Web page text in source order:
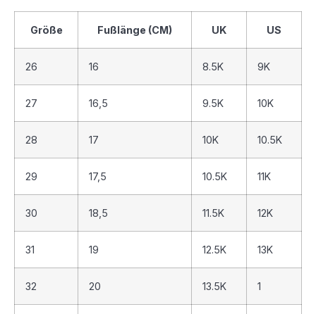
Größe Fußlänge (CM) UK US
26 16 8.5K 9K
27 16,5 9.5K 10K
28 17 10K 10.5K
29 17,5 10.5K 11K
30 18,5 11.5K 12K
31 19 12.5K 13K
32 20 13.5K 1